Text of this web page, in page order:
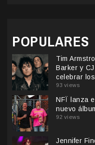
POPULARES
Tim
Barker y
celebrar
93 views
NFÏ lanza
nuevo
92 views
Jennifer